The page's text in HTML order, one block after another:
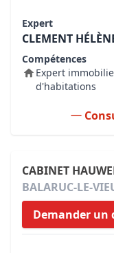
Expert
CLEMENT
Compétences
Expert
d'habitations
CABINET
BALARUC-LE-
Demander un